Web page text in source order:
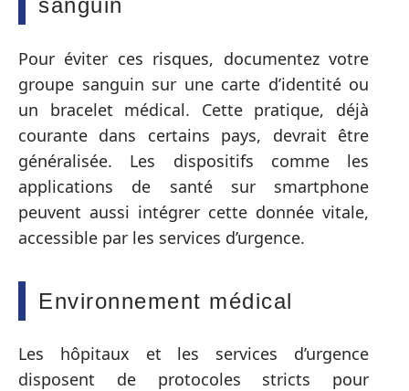
sanguin
Pour éviter ces risques, documentez votre
groupe sanguin sur une carte d’identité ou
un bracelet médical. Cette pratique, déjà
courante dans certains pays, devrait être
généralisée. Les dispositifs comme les
applications de santé sur smartphone
peuvent aussi intégrer cette donnée vitale,
accessible par les services d’urgence.
Environnement médical
Les hôpitaux et les services d’urgence
disposent de protocoles stricts pour